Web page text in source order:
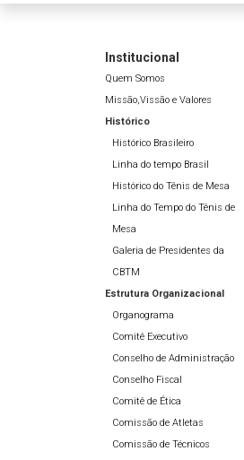
Institucional
Quem Somos
Missão,Vissão e Valores
Histórico
Histórico Brasileiro
Linha do tempo Brasil
Histórico do Tênis de Mesa
Linha do Tempo do Tênis de
Mesa
Galeria de Presidentes da
CBTM
Estrutura Organizacional
Organograma
Comitê Executivo
Conselho de Administração
Conselho Fiscal
Comitê de Ética
Comissão de Atletas
Comissão de Técnicos